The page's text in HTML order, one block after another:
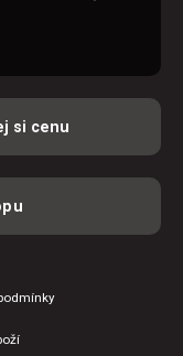
si cenu